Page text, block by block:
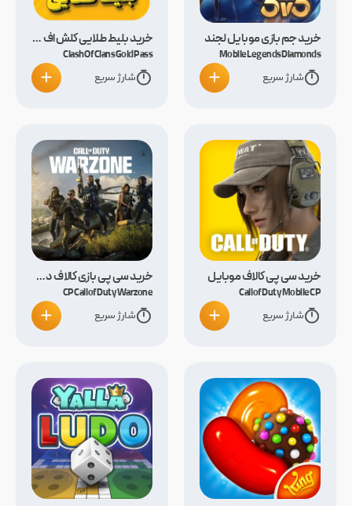
خرید جم بازی موبایل لجند
Mobile Legends Diamonds
شارژ سریع
خرید بلیط طلایی کلش اف کلنز
Clash Of Clans Gold Pass
شارژ سریع
خرید سی پی کالاف موبایل
Call of Duty Mobile CP
شارژ سریع
خرید سی پی بازی کالاف دیوتی وارزون
CP Call of Duty Warzone
شارژ سریع